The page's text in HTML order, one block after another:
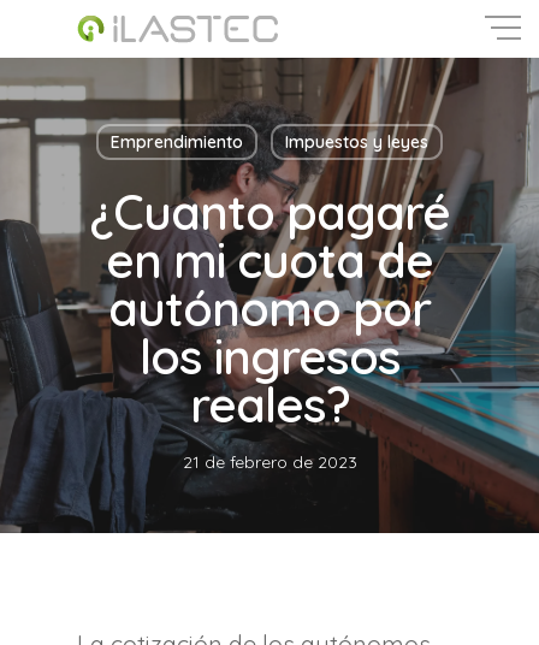
main
content
Emprendimiento Impuestos y leyes
¿Cuanto pagaré
en mi cuota de
autónomo por
los ingresos
reales?
21 de febrero de 2023